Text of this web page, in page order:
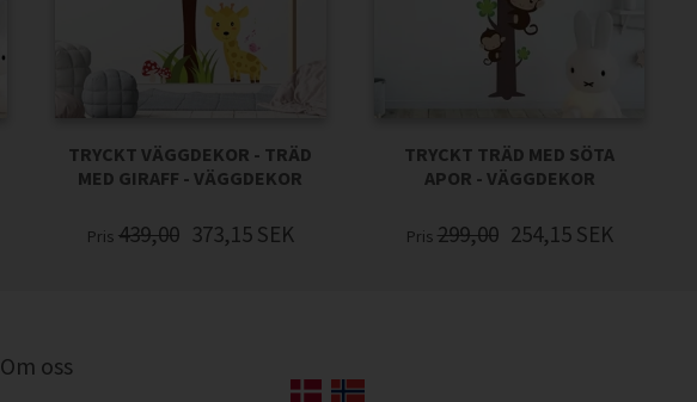
TRYCKT VÄGGDEKOR - TRÄD
MED GIRAFF - VÄGGDEKOR
Pris 439,00 373,15 SEK
TRYCKT TRÄD MED SÖTA
APOR - VÄGGDEKOR
Pris 299,00 254,15 SEK
Om oss